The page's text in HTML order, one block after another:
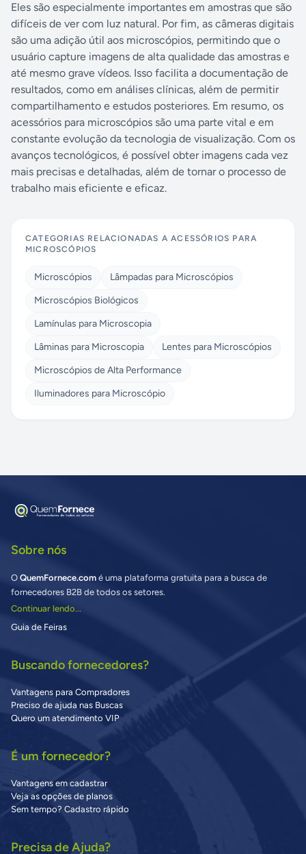
Eles são especialmente importantes em amostras que são
difíceis de ver com luz natural. Por fim, as câmeras digitais
são uma adição útil aos microscópios, permitindo que o
usuário capture imagens de alta qualidade das amostras e
até mesmo grave vídeos. Isso facilita a documentação de
resultados, como em análises clínicas, além de permitir
compartilhamento e estudos posteriores. Em resumo, os
acessórios para microscópios são uma parte vital e em
constante evolução da tecnologia de visualização. Com os
avanços tecnológicos, é possível obter imagens cada vez
mais precisas e detalhadas, além de tornar o processo de
trabalho mais eficiente e eficaz.
CATEGORIAS RELACIONADAS AACESSÓRIOS PARA
MICROSCÓPIOS
Microscópios
Lâmpadas para Microscópios
Microscópios Biológicos
Lamínulas para Microscopia
Lâminas para Microscopia
Lentes para Microscópios
Microscópios de Alta Performance
Iluminadores para Microscópio
Sobre nós
O QuemFornece.com é uma plataforma gratuita para a busca de
fornecedores B2B de todos os setores.
Continuar lendo...
Guia de Feiras
Buscando fornecedores?
Vantagens para Compradores
Preciso de ajuda nas Buscas
Quero um atendimento VIP
É um fornecedor?
Vantagens em cadastrar
Veja as opções de planos
Sem tempo? Cadastro rápido
Precisa de Ajuda?